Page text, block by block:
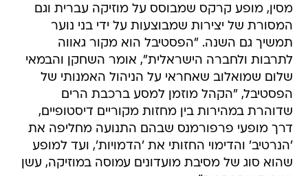
מסין, מופע קרקס שמבוסס על מוזיקה עברית וגם
המסורת של יצירות שמבוצעות על ידי בני נוער
תמשיך גם השנה. "הפסטיבל הוא מקור גאווה
לתרבות ולחברה הישראלית", אומר השחקן והבמאי
שלום שמואלוב שאחראי על הניהול האמנותי של
הפסטיבל, "הקהל מוזמן למסע ברכבת הרים
שדוהרת במהירות בין מחזות מקוריים דיסטופיים,
דרך מופעי פרפורמנס שבהם התנועה מחליפה את
'הנרטיב' והדימוי החזותי את 'הדמויות', ועד למופע
שהוא סוג של מסיבת מועדונים עמוסה במוזיקה, עשן